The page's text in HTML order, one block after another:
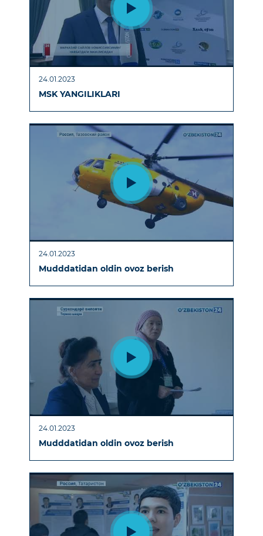
24.01.2023
MSK YANGILIKLARI
24.01.2023
Mudddatidan oldin ovoz berish
24.01.2023
Mudddatidan oldin ovoz berish